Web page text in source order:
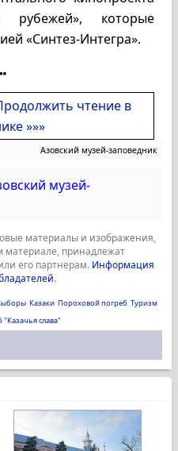
которые
«Синтез-Интегра».
чтение в
»»»
Азовский музей-заповедник
музей-
материалы и изображения,
материале, принадлежат
его партнерам. Информация
.
Казаки Пороховой погреб Туризм
"Казачья слава"